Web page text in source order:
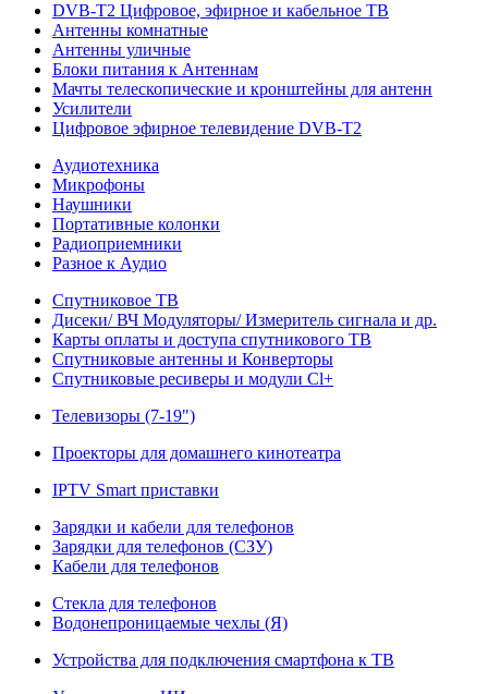
DVB-T2 Цифровое, эфирное и кабельное ТВ
Антенны комнатные
Антенны уличные
Блоки питания к Антеннам
Мачты телескопические и кронштейны для антенн
Усилители
Цифровое эфирное телевидение DVB-Т2
Аудиотехника
Микрофоны
Наушники
Портативные колонки
Радиоприемники
Разное к Аудио
Спутниковое ТВ
Дисеки/ ВЧ Модуляторы/ Измеритель сигнала и др.
Карты оплаты и доступа спутникового ТВ
Спутниковые антенны и Конверторы
Спутниковые ресиверы и модули Cl+
Телевизоры (7-19")
Проекторы для домашнего кинотеатра
IPTV Smart приставки
Зарядки и кабели для телефонов
Зарядки для телефонов (СЗУ)
Кабели для телефонов
Стекла для телефонов
Водонепроницаемые чехлы (Я)
Устройства для подключения смартфона к ТВ